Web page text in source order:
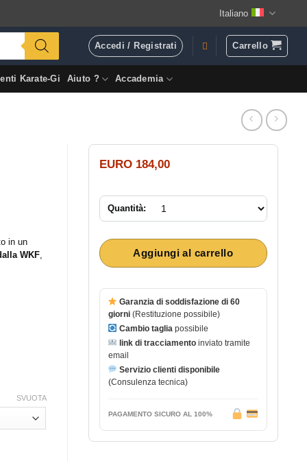
Italiano
Accedi / Registrati Carrello
Karate-Gi Aiuto ? Accademia
in un
WKF,
SVUOTA
EURO184,00
Quantità:
Aggiungi al carrello
Garanzia di soddisfazione di 60
giorni(Restituzione possibile)
Cambio taglia possibile
link di tracciamento inviato tramite
email
Servizio clienti disponibile
(Consulenza tecnica)
PAGAMENTO SICURO AL 100%